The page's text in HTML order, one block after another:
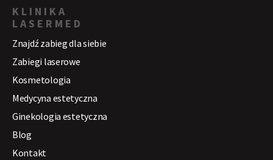
KLINIKA
LASERMED
Znajdź zabieg dla siebie
Zabiegi laserowe
Kosmetologia
Medycyna estetyczna
Ginekologia estetyczna
Blog
Kontakt